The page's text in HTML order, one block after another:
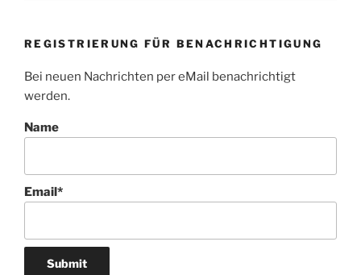
REGISTRIERUNG FÜR BENACHRICHTIGUNG
Bei neuen Nachrichten per eMail benachrichtigt
werden.
Name
Email*